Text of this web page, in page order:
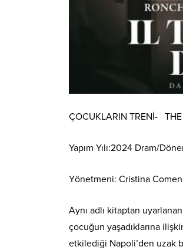
ÇOCUKLARIN TRENİ- THE
Yapım Yılı:2024 Dram/
Yönetmeni: Cristina
Aynı adlı kitaptan
çocuğun yaşadıklarına
etkilediği Napoli’den uzak